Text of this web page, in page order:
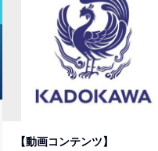
【動画コンテンツ】